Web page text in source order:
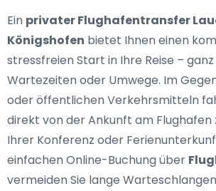
Ein privater Flughafentransfer
Königshofen bietet Ihnen einen
stressfreien Start in Ihre Reise –
Wartezeiten oder Umwege. Im
oder öffentlichen Verkehrsmitteln
direkt von der Ankunft am Flughafen
Ihrer Konferenz oder
einfachen Online-Buchung über
vermeiden Sie lange